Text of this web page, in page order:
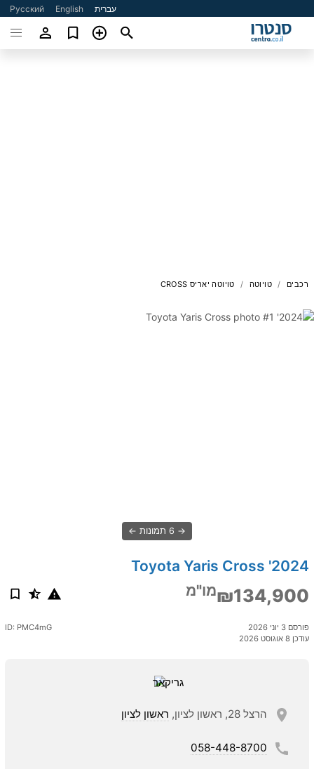
עברית English
Русский
רכבים טויוטה טויוטה יאריס CROSS
6 תמונות
2024' Toyota Yaris Cross
₪134,900מו"מ
פורסם 3 יוני 2026
עודכן 8 אוגוסט 2026
ID: PMC4mG
הרצל 28, ראשון לציון, ראשון לציון
058-448-8700